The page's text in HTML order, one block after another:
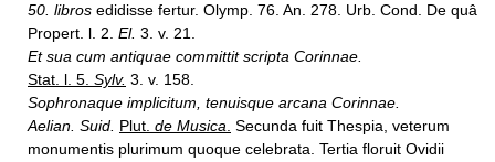
50. libros edidisse fertur. Olymp. 76. An. 278. Urb. Cond. De quâ
Propert. l. 2. El. 3. v. 21.
Et sua cum antiquae committit scripta Corinnae.
Stat. l. 5. Sylv. 3. v. 158.
Sophronaque implicitum, tenuisque arcana Corinnae.
Aelian. Suid. Plut. de Musica Secunda fuit Thespia, veterum
monumentis plurimum quoque celebrata. Tertia floruit Ovidii